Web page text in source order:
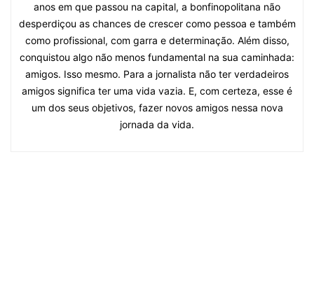
anos em que passou na capital, a bonfinopolitana não
desperdiçou as chances de crescer como pessoa e também
como profissional, com garra e determinação. Além disso,
conquistou algo não menos fundamental na sua caminhada:
amigos. Isso mesmo. Para a jornalista não ter verdadeiros
amigos significa ter uma vida vazia. E, com certeza, esse é
um dos seus objetivos, fazer novos amigos nessa nova
jornada da vida.